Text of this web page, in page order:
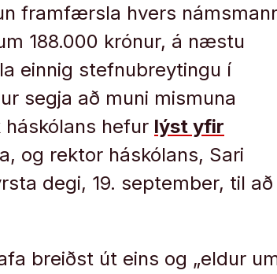
framfærsla hvers
188.000 krónur, á næstu
einnig stefnubreytingu í
segja að muni mismuna
hefur lýst yfir
og rektor háskólans, Sari
degi, 19. september, til að
breiðst út eins og „eldur